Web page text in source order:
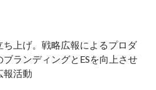
ち上げ。戦略広報によるプロダ
ランディングとESを向上させ
報活動